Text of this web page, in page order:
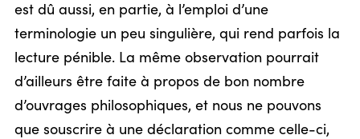
est dû aussi, en partie, à l’emploi d’une
terminologie un peu singulière, qui rend parfois la
lecture pénible. La même observation pourrait
d’ailleurs être faite à propos de bon nombre
d’ouvrages philosophiques, et nous ne pouvons
que souscrire à une déclaration comme celle-ci,